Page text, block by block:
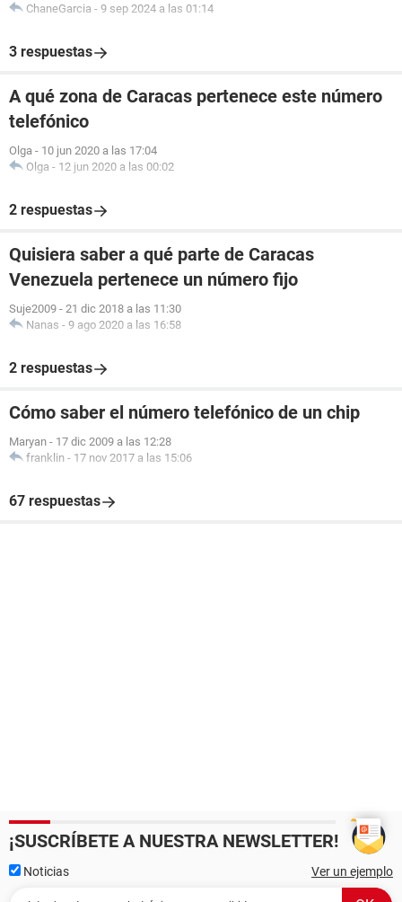
ChaneGarcia - 9 sep 2024 a las 01:14
3 respuestas
A qué zona de Caracas pertenece este número
telefónico
Olga - 10 jun 2020 a las 17:04
Olga - 12 jun 2020 a las 00:02
2 respuestas
Quisiera saber a qué parte de Caracas
Venezuela pertenece un número fijo
Suje2009 - 21 dic 2018 a las 11:30
Nanas - 9 ago 2020 a las 16:58
2 respuestas
Cómo saber el número telefónico de un chip
Maryan - 17 dic 2009 a las 12:28
franklin - 17 nov 2017 a las 15:06
67 respuestas
¡SUSCRÍBETE A NUESTRA NEWSLETTER!
Noticias Ver un ejemplo